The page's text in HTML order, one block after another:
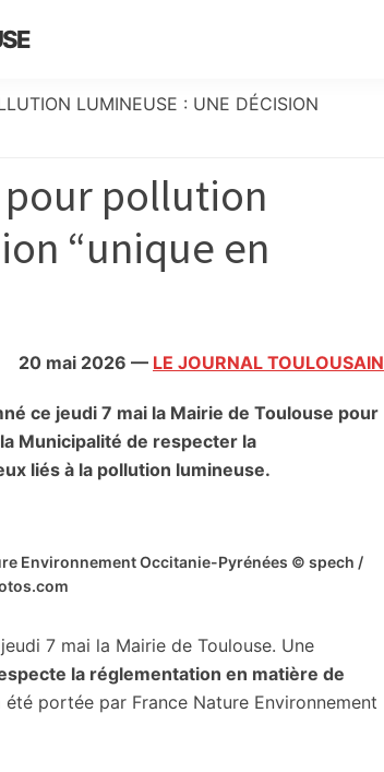
LUMINEUSE : UNE DÉCISION
pollution
“unique en
20 mai 2026 — LE JOURNAL TOULOUSAIN
ce jeudi 7 mai la Mairie de Toulouse pour
Municipalité de respecter la
liés à la pollution lumineuse.
Environnement Occitanie-Pyrénées © spech /
7 mai la Mairie de Toulouse. Une
la réglementation en matière de
portée par France Nature Environnement